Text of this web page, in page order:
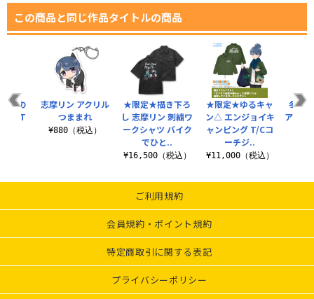
この商品と同じ作品タイトルの商品
★限定★描き下ろ
し 志摩リン 刺繍ワ
ークシャツ バイク
でひと..
¥16,500（税込）
★限定★ゆるキャ
ン△ エンジョイキ
ャンピング T/Cコ
ーチジ..
¥11,000（税込）
冬キ
アクリ
刀の
ぜ T
志摩リン アクリル
つままれ
¥880（税込）
ご利用規約
会員規約・ポイント規約
特定商取引に関する表記
プライバシーポリシー